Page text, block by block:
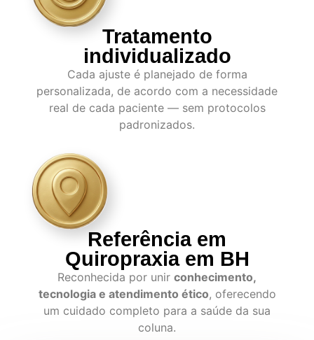
Tratamento
individualizado
Cada ajuste é planejado de forma
personalizada, de acordo com a necessidade
real de cada paciente — sem protocolos
padronizados.
Referência em
Quiropraxia em BH
Reconhecida por unir conhecimento,
tecnologia e atendimento ético, oferecendo
um cuidado completo para a saúde da sua
coluna.